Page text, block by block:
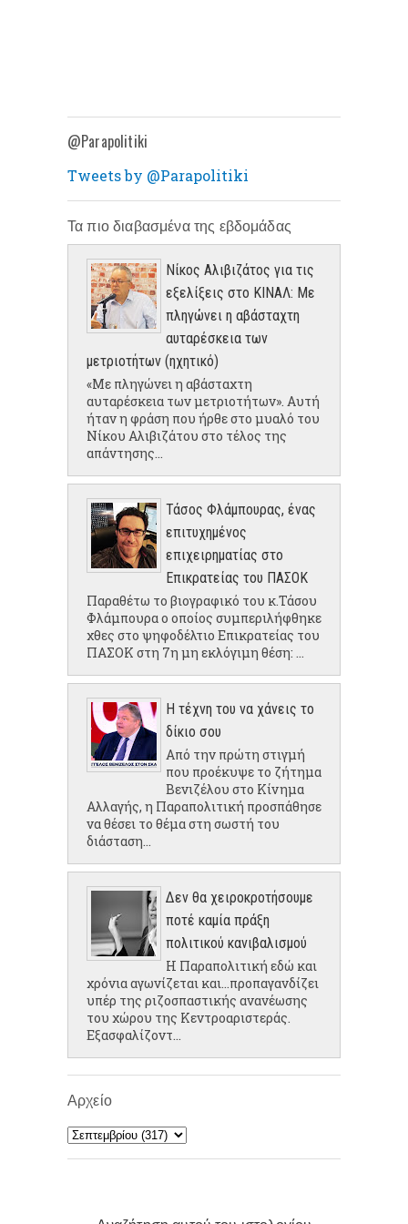
@Parapolitiki
Tweets by @Parapolitiki
Τα πιο διαβασμένα της εβδομάδας
Νίκος Αλιβιζάτος για τις
εξελίξεις στο ΚΙΝΑΛ: Με
πληγώνει η αβάσταχτη
αυταρέσκεια των
μετριοτήτων (ηχητικό)
«Με πληγώνει η αβάσταχτη
αυταρέσκεια των μετριοτήτων». Αυτή
ήταν η φράση που ήρθε στο μυαλό του
Νίκου Αλιβιζάτου στο τέλος της
απάντησης...
Τάσος Φλάμπουρας, ένας
επιτυχημένος
επιχειρηματίας στο
Επικρατείας του ΠΑΣΟΚ
Παραθέτω το βιογραφικό του κ.Τάσου
Φλάμπουρα ο οποίος συμπεριλήφθηκε
χθες στο ψηφοδέλτιο Επικρατείας του
ΠΑΣΟΚ στη 7η μη εκλόγιμη θέση: ...
Η τέχνη του να χάνεις το
δίκιο σου
Από την πρώτη στιγμή
που προέκυψε το ζήτημα
Βενιζέλου στο Κίνημα
Αλλαγής, η Παραπολιτική προσπάθησε
να θέσει το θέμα στη σωστή του
διάσταση...
Δεν θα χειροκροτήσουμε
ποτέ καμία πράξη
πολιτικού κανιβαλισμού
Η Παραπολιτική εδώ και
χρόνια αγωνίζεται και...προπαγανδίζει
υπέρ της ριζοσπαστικής ανανέωσης
του χώρου της Κεντροαριστεράς.
Εξασφαλίζοντ...
Αρχείο